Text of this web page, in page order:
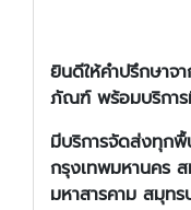
ยินดีให้คำปรึกษาจ
ภัณฑ์ พร้อมบริการ
มีบริการจัดส่งทุกพื้
กรุงเทพมหานคร
มหาสารคาม สมุทร